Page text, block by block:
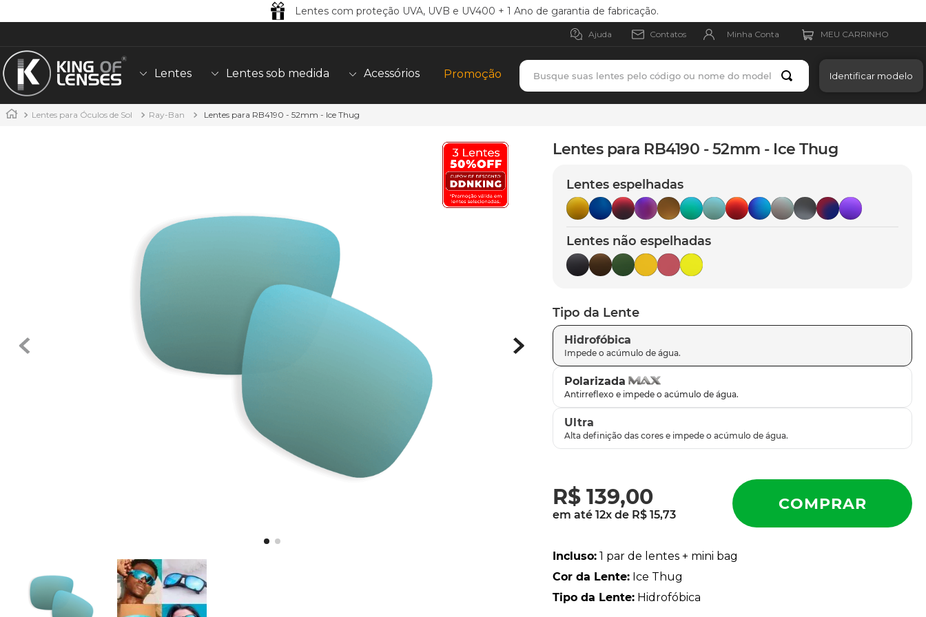
Lentes com proteção UVA, UVB e UV400 + 1 Ano de garantia de fabricação.
Ajuda Contatos Minha Conta
Lentes Lentes sob medida Acessórios Promoção
Busque suas lentes pelo código ou nome do modelo
Identificar modelo
Lentes para Óculos de Sol Ray-Ban Lentes para RB4190 - 52mm - Ice Thug
Lentes para RB4190 - 52mm - Ice Thug
Lentes espelhadas
Lentes não espelhadas
Tipo da Lente
Hidrofóbica
Polarizada
Ultra
R$ 139,00
em até12x de R$ 15,73
Incluso: 1 par de lentes + mini bag
Cor da Lente: Ice Thug
Tipo da Lente: Hidrofóbica
8
parafusos
gascan